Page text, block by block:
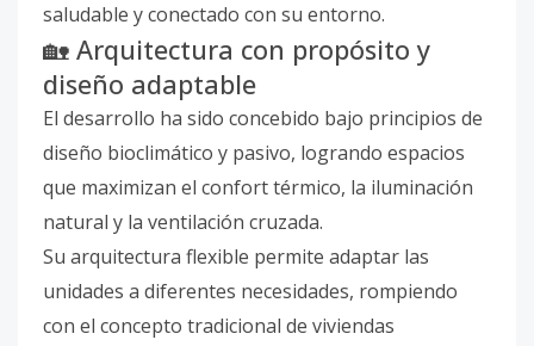
saludable y conectado con su entorno.
🏡 Arquitectura con propósito y
diseño adaptable
El desarrollo ha sido concebido bajo principios de
diseño bioclimático y pasivo, logrando espacios
que maximizan el confort térmico, la iluminación
natural y la ventilación cruzada.
Su arquitectura flexible permite adaptar las
unidades a diferentes necesidades, rompiendo
con el concepto tradicional de viviendas